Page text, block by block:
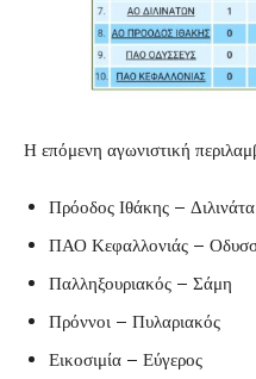
Η επόμενη αγωνιστική
Πρόοδος Ιθάκης – Διλινάτα
ΠΑΟ Κεφαλλονιάς –
Παλληξουριακός – Σάμη
Πρόννοι – Πυλαριακός
Εικοσιμία – Εύγερος